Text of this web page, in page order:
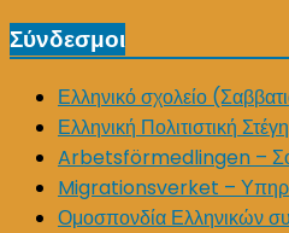
Σύνδεσμοι
Ελληνικό σχολείο
Ελληνική Πολιτιστική Στέγη
Arbetsförmedlingen –
Migrationsverket –
Ομοσπονδία Ελληνικών